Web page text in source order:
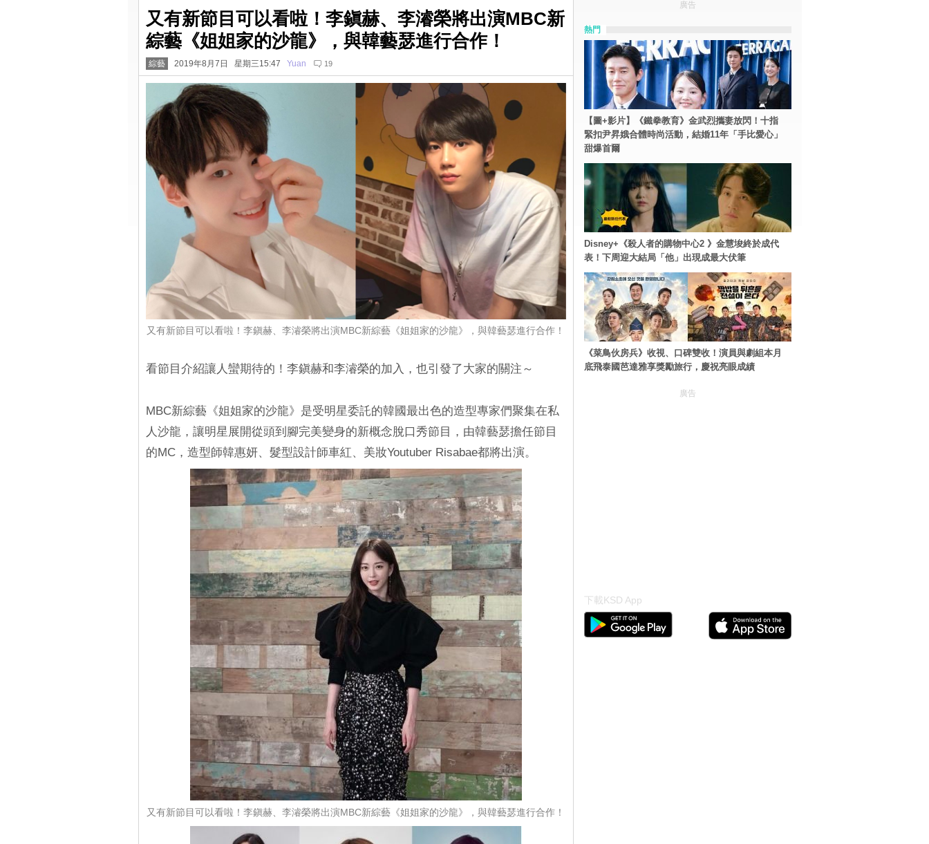
又有新節目可以看啦！李鎭赫、李濬榮將出演MBC新
綜藝《姐姐家的沙龍》，與韓藝瑟進行合作！
綜藝 2019年8月7日 星期三15:47 Yuan 19
又有新節目可以看啦！李鎭赫、李濬榮將出演MBC新綜藝《姐姐家的沙龍》，與韓藝瑟進行合作！
看節目介紹讓人蠻期待的！李鎭赫和李濬榮的加入，也引發了大家的關注～
MBC新綜藝《姐姐家的沙龍》是受明星委託的韓國最出色的造型專家們聚集在私
人沙龍，讓明星展開從頭到腳完美變身的新概念脫口秀節目，由韓藝瑟擔任節目
的MC，造型師韓惠妍、髮型設計師車紅、美妝Youtuber Risabae都將出演。
又有新節目可以看啦！李鎭赫、李濬榮將出演MBC新綜藝《姐姐家的沙龍》，與韓藝瑟進行合作！
廣告
熱門
【圖+影片】《鐵拳教育》金武烈攜妻放閃！十指
緊扣尹昇娥合體時尚活動，結婚11年「手比愛心」
甜爆首爾
Disney+《殺人者的購物中心2 》金慧埈終於成代
表！下周迎大結局「他」出現成最大伏筆
《菜鳥伙房兵》收視、口碑雙收！演員與劇組本月
底飛泰國芭達雅享獎勵旅行，慶祝亮眼成績
廣告
下載KSD App